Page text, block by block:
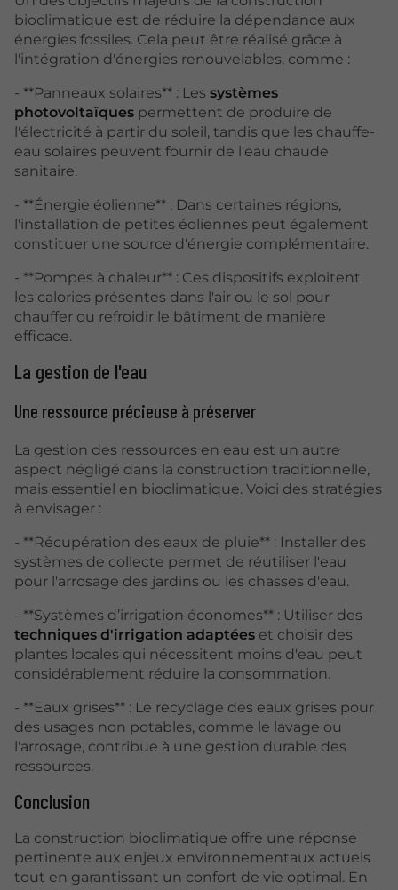
bioclimatique est de réduire la dépendance aux
énergies fossiles. Cela peut être réalisé grâce à
l'intégration d'énergies renouvelables, comme :
- **Panneaux solaires** : Les systèmes
photovoltaïques permettent de produire de
l'électricité à partir du soleil, tandis que les chauffe-
eau solaires peuvent fournir de l'eau chaude
sanitaire.
- **Énergie éolienne** : Dans certaines régions,
l'installation de petites éoliennes peut également
constituer une source d'énergie complémentaire.
- **Pompes à chaleur** : Ces dispositifs exploitent
les calories présentes dans l'air ou le sol pour
chauffer ou refroidir le bâtiment de manière
efficace.
La gestion de l'eau
Une ressource précieuse à préserver
La gestion des ressources en eau est un autre
aspect négligé dans la construction traditionnelle,
mais essentiel en bioclimatique. Voici des stratégies
à envisager :
- **Récupération des eaux de pluie** : Installer des
systèmes de collecte permet de réutiliser l'eau
pour l'arrosage des jardins ou les chasses d'eau.
- **Systèmes d’irrigation économes** : Utiliser des
techniques d'irrigation adaptées et choisir des
plantes locales qui nécessitent moins d'eau peut
considérablement réduire la consommation.
- **Eaux grises** : Le recyclage des eaux grises pour
des usages non potables, comme le lavage ou
l'arrosage, contribue à une gestion durable des
ressources.
Conclusion
La construction bioclimatique offre une réponse
pertinente aux enjeux environnementaux actuels
tout en garantissant un confort de vie optimal. En